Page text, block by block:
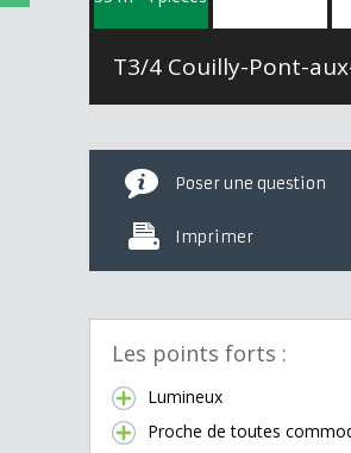
T3/4 Couilly-Pont-
Poser une question
Imprimer
Les points forts :
Lumineux
Proche de toutes